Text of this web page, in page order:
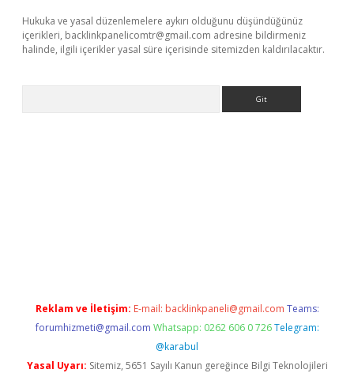
Hukuka ve yasal düzenlemelere aykırı olduğunu düşündüğünüz
içerikleri, backlinkpanelicomtr@gmail.com adresine bildirmeniz
halinde, ilgili içerikler yasal süre içerisinde sitemizden kaldırılacaktır.
Reklam ve İletişim: E-mail: backlinkpaneli@gmail.com Teams:
forumhizmeti@gmail.com Whatsapp: 0262 606 0 726 Telegram:
@karabul
Yasal Uyarı: Sitemiz, 5651 Sayılı Kanun gereğince Bilgi Teknolojileri